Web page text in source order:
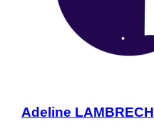
Adeline LAMBRECH